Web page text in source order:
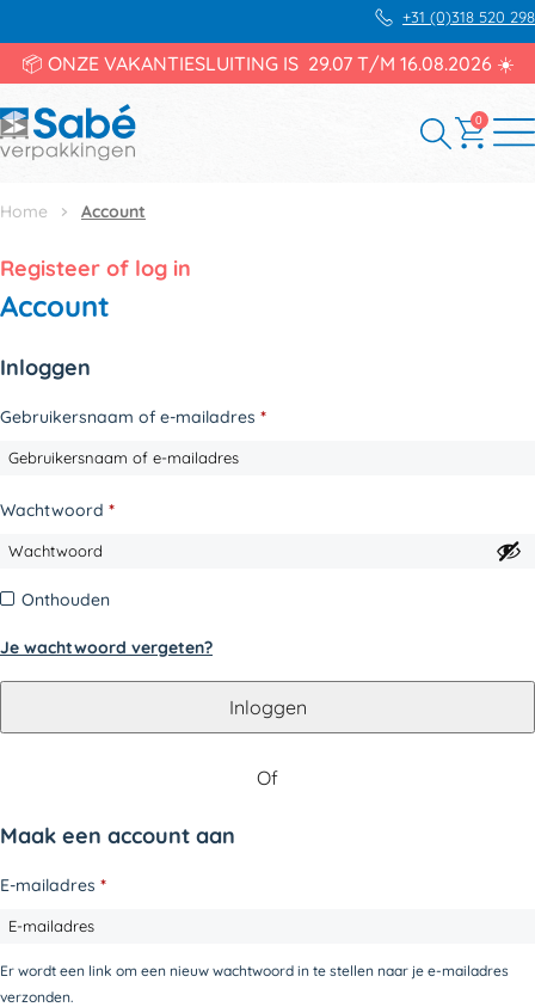
+31 (0)318 520 298
📦 ONZE VAKANTIESLUITING IS 29.07 T/M 16.08.2026 ☀️
0
Home Account
Registeer of log in
Account
Inloggen
Gebruikersnaam of e-mailadres *
Wachtwoord *
Onthouden
Je wachtwoord vergeten?
Inloggen
Of
Maak een account aan
E-mailadres *
Er wordt een link om een nieuw wachtwoord in te stellen naar je e-mailadres
verzonden.